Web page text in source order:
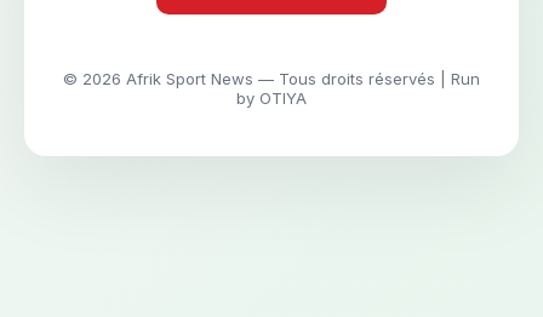
© 2026 Afrik Sport News — Tous droits réservés | Run
by OTIYA